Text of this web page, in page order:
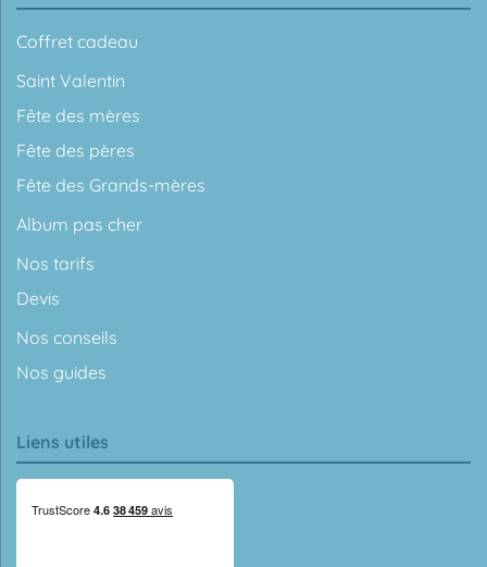
Coffret cadeau
Saint Valentin
Fête des mères
Fête des pères
Fête des Grands-mères
Album pas cher
Nos tarifs
Devis
Nos conseils
Nos guides
Liens utiles